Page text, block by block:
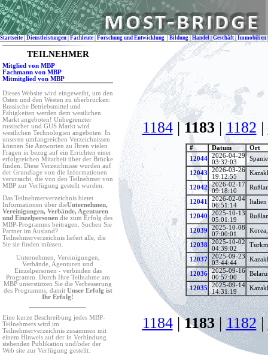
Startseite Dienstleistungen Fachleute Forschung und Entwicklung Bildung Handel| Geschäft Immobilien
TEILNEHMER
Mitglied von MBP
Fachmann von MBP
Mitmitglied von MBP
Dieses Website wird eingeweiht, um den
Osten und den Westen zu überbrücken:
Russische Betriebsmittel und
Fähigkeiten werden dem westlichen
Markt angeboten! Unbegrenzter
russischer und GUS Markt wird
westlichen Technologien angeboten. In
unseren umfangreichen Verzeichnissen
können Sie Antworten zu Ihren vielen
Fragen in bezug auf ein Errichten einer
erfolgreichen Mitarbeit über der Brücke
finden. Diese Verzeichnisse wurden auf
der Grundlage von die Informationen
verursacht, die von den Teilnehmer von
MBP zur Verfügung gestellt wurden.
Das Teilnehmerverzeichnis bietet
Informationen über dieUnternehmen,
Vereinigungen, Verbände, Agenturen
und Einzelpersonen die zum Erfolg des
MBP-Programms beitragen. Suchen Sie
Partner im Ausland?
Teilnehmerverzeichnis liefert alle, die
Sie sie finden müssen.
Unternehmen, Vereinigungen,
Verbände, Agenturen und
Einzelpersonen - verbinden das
Programm. Durch Ihre Teilnahme am
MBP unterstützen Sie die Verbesserung
des Programms, damit Unser Erfolg ist
Ihr Erfolg!
Eine kurze Beschreibung jedes MBP-
Teilnehmers wird im
Teilnehmerverzeichnis zusammen mit
einem Hinweis auf der in Verbindung
stehenden Publikation und/oder der
Web site zur Verfügung gestellt.
1184|1183 |1182|
# Datum
Ort
12044
2026-04-29
03:32:03
12043
2026-03-26
19:12:55
12042
2026-02-17
09:18:10
12041
2026-02-04
06:51:14
Italien
12040
2025-10-13
05:01:19
12039
2025-10-08
07:00:01
12038
2025-10-02
04:39:02
12037
2025-09-23
03:44:44
12036
2025-09-16
00:57:00
12035
2025-09-14
14:31:19
1184|1183|1182|